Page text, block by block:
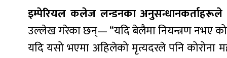
इम्पेरियल कलेज लन्डनका अनुसन्धानकर्ताहरूले
उल्लेख गरेका छन्— “यदि बेलैमा नियन्त्रण नभए
यदि यसो भएमा अहिलेको मृत्यदरले पनि कोरोना